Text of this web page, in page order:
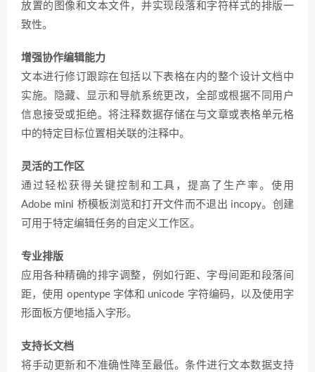
放置的图像和文本文件，并实现段落和字符样式的排版一
致性。
增强协作编辑能力
文本进行修订跟踪在包括以下表格在内的整个设计文档中
实施。隐藏、显示和导航系统更改，全部或根据不同用户
信息接受或拒绝。将注释数据存储在与文章或表格单元格
中的特定目标位置相关联的注释中。
灵活的工作区
通过轻松获得关键控制和工具，提高了生产率。使用
Adobe mini 桥模板浏览和打开文件而不退出 incopy。创建
可用于特定编辑任务的自定义工作区。
专业排版
应用各种精确的排字调整，例如行距、字母间距和段落间
距，使用 opentype 字体和 unicode 字符编码，以及使用字
形面板方便地插入字形。
支持长文档
将手动更新和不准确性降至最低。条件进行文本数据支持